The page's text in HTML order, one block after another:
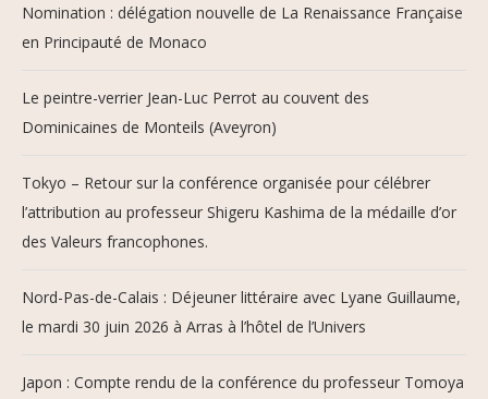
Nomination : délégation nouvelle de La Renaissance Française
en Principauté de Monaco
Le peintre-verrier Jean-Luc Perrot au couvent des
Dominicaines de Monteils (Aveyron)
Tokyo – Retour sur la conférence organisée pour célébrer
l’attribution au professeur Shigeru Kashima de la médaille d’or
des Valeurs francophones.
Nord-Pas-de-Calais : Déjeuner littéraire avec Lyane Guillaume,
le mardi 30 juin 2026 à Arras à l’hôtel de l’Univers
Japon : Compte rendu de la conférence du professeur Tomoya